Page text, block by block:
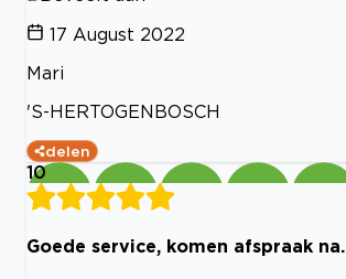
17 August 2022
Mari
'S-HERTOGENBOSCH
delen
10
Goede service, komen afspraak na.